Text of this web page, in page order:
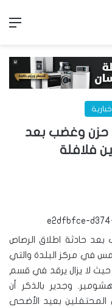
حزن وغضب بعد
فلافلة
حادثة اطلاق الرصاص
(21 عاما) يوم أمس في مركز البلدة والتي
حيث لا يزال يرقد في قسم
وجدير بالذكر أن
بعيد الأضحى